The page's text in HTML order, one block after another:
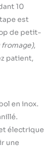
10
est
de petit-
fromage),
patient,
en inox.
électrique
une